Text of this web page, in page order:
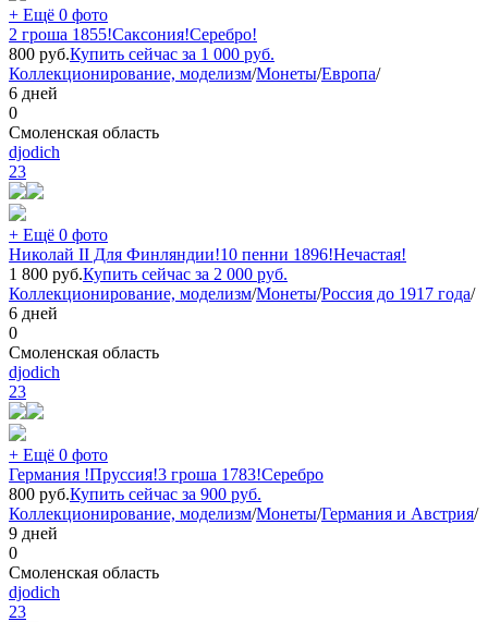
+ Ещё 0 фото
2 гроша 1855!Саксония!Серебро!
800 руб.Купить сейчас за 1 000 руб.
Коллекционирование, моделизм/Монеты/Европа/
6 дней
0
Смоленская область
djodich
23
+ Ещё 0 фото
Николай II Для Финляндии!10 пенни 1896!Нечастая!
1 800 руб.Купить сейчас за 2 000 руб.
Коллекционирование, моделизм/Монеты/Россия до 1917 года/
6 дней
0
Смоленская область
djodich
23
+ Ещё 0 фото
Германия !Пруссия!3 гроша 1783!Серебро
800 руб.Купить сейчас за 900 руб.
Коллекционирование, моделизм/Монеты/Германия и Австрия/
9 дней
0
Смоленская область
djodich
23